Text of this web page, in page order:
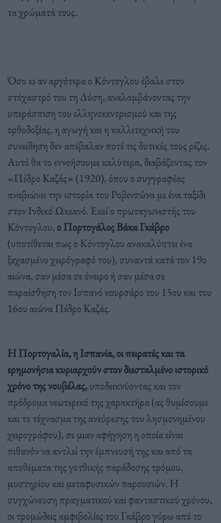
τα χρώματά τους.
Όσο κι αν αργότερα ο Κόντογλου έβαλε στον
στόχαστρό του τη Δύση, αναλαμβάνοντας την
υπεράσπιση του ελληνοκεντρισμού και της
ορθοδοξίας, η αγωγή και η καλλιτεχνική του
συνείδηση δεν απέβαλαν ποτέ τις δυτικές τους ρίζες.
Αυτό θα το εννοήσουμε καλύτερα, διαβάζοντας τον
«Πέδρο Καζάς» (1920), όπου ο συγγραφέας
αναβιώνει την ιστορία του Ροβινσώνα με ένα ταξίδι
στον Ινδικό Ωκεανό. Εκεί ο πρωταγωνιστής του
Κόντογλου, ο Πορτογάλος Βάκα Γκάβρο
(υποτίθεται πως ο Κόντογλου ανακαλύπτει ένα
ξεχασμένο χειρόγραφό του), συναντά κατά τον 19ο
αιώνα, σαν μέσα σε όνειρο ή σαν μέσα σε
παραίσθηση τον Ισπανό κουρσάρο του 15ου και του
16ου αιώνα Πέδρο Καζάς.
Η Πορτογαλία, η Ισπανία, οι πειρατές και τα
ερημονήσια κυριαρχούν στον διεσταλμένο ιστορικό
χρόνο της νουβέλας,υποδεικνύοντας και τον
πρόδρομα νεωτερικό της χαρακτήρα (ας θυμίσουμε
και το τέχνασμα της ανεύρεσης του λησμονημένου
χειρογράφου), σε μιαν αφήγηση η οποία είναι
πιθανόν να αντλεί την έμπνευσή της και από τα
αποθέματα της γοτθικής παράδοσης τρόμου,
μυστηρίου και μεταφυσικών παρουσιών. Η
συγχώνευση πραγματικού και φανταστικού χρόνου,
οι τρομώδεις αμφιβολίες του Γκάβρο γύρω από το